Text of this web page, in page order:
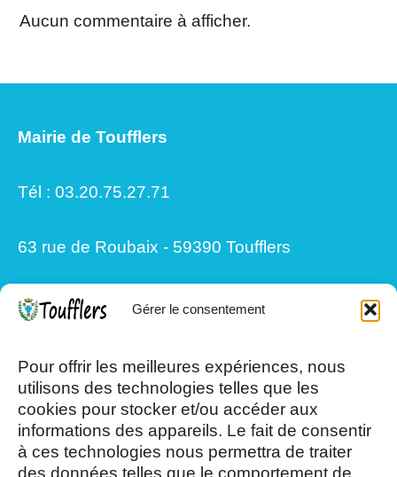
Gérer le consentement
Pour offrir les meilleures expériences, nous
utilisons des technologies telles que les
cookies pour stocker et/ou accéder aux
informations des appareils. Le fait de consentir
à ces technologies nous permettra de traiter
des données telles que le comportement de
Aucun commentaire à afficher.
Mairie de Toufflers
Tél : 03.20.75.27.71
63 rue de Roubaix - 59390 Toufflers
13h30/17h15
Mercredi et Samedi : 8h- 12h